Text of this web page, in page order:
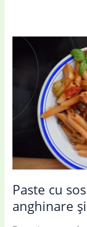
Paste cu
anghinare